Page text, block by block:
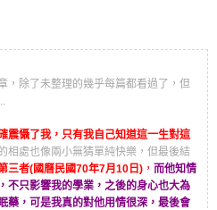
，除了未整理的幾乎每篇都看過了，但
震懾了我，只有我自己知道這一生對這
相處也像兩小無猜單純快樂，但最後結
三者(國曆民國70年7月10日) ， 而他知情
不只影響我的學業，之後的身心也大為
藥，可是我真的對他用情很深，最後會